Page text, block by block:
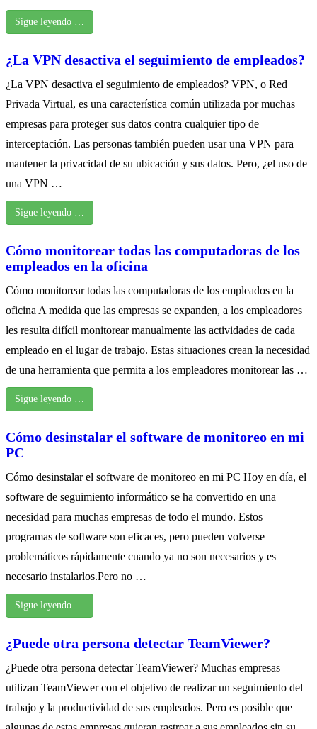
Sigue leyendo …
¿La VPN desactiva el seguimiento de empleados?
¿La VPN desactiva el seguimiento de empleados? VPN, o Red
Privada Virtual, es una característica común utilizada por muchas
empresas para proteger sus datos contra cualquier tipo de
interceptación. Las personas también pueden usar una VPN para
mantener la privacidad de su ubicación y sus datos. Pero, ¿el uso de
una VPN …
Sigue leyendo …
Cómo monitorear todas las computadoras de los
empleados en la oficina
Cómo monitorear todas las computadoras de los empleados en la
oficina A medida que las empresas se expanden, a los empleadores
les resulta difícil monitorear manualmente las actividades de cada
empleado en el lugar de trabajo. Estas situaciones crean la necesidad
de una herramienta que permita a los empleadores monitorear las …
Sigue leyendo …
Cómo desinstalar el software de monitoreo en mi
PC
Cómo desinstalar el software de monitoreo en mi PC Hoy en día, el
software de seguimiento informático se ha convertido en una
necesidad para muchas empresas de todo el mundo. Estos
programas de software son eficaces, pero pueden volverse
problemáticos rápidamente cuando ya no son necesarios y es
necesario instalarlos.Pero no …
Sigue leyendo …
¿Puede otra persona detectar TeamViewer?
¿Puede otra persona detectar TeamViewer? Muchas empresas
utilizan TeamViewer con el objetivo de realizar un seguimiento del
trabajo y la productividad de sus empleados. Pero es posible que